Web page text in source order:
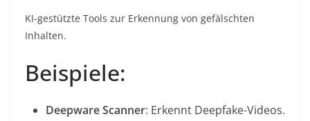
KI-gestützte Tools zur Erkennung von gefälschten
Inhalten.
Beispiele:
Deepware Scanner: Erkennt Deepfake-Videos.